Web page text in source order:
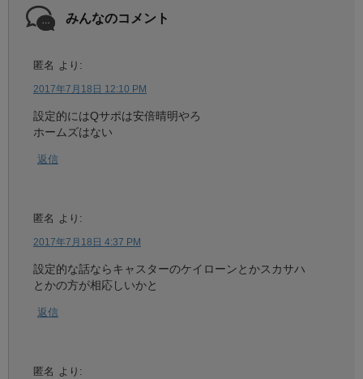
みんなのコメント
匿名 より:
2017年7月18日 12:10 PM
設定的にはQサポは安倍晴明やろ
ホームズはない
返信
匿名 より:
2017年7月18日 4:37 PM
設定的な話ならキャスターのケイローンとかスカサハ
とかの方が相応しいかと
返信
匿名 より: